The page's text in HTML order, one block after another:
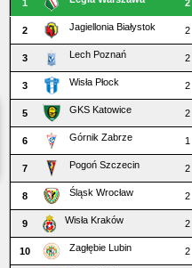
1 2
2 Jagiellonia Białystok 2
3 Lech Poznań 2
3 Wisła Płock 2
5 GKS Katowice 2
6 Górnik Zabrze 1
7 Pogoń Szczecin 2
8 Śląsk Wrocław 2
9 Wisła Kraków 2
10 Zagłębie Lubin 2